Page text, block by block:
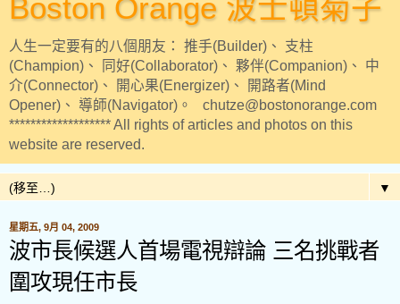
Boston Orange 波士頓菊子
人生一定要有的八個朋友： 推手(Builder)、 支柱
(Champion)、 同好(Collaborator)、 夥伴(Companion)、 中
介(Connector)、 開心果(Energizer)、 開路者(Mind
Opener)、 導師(Navigator)。 chutze@bostonorange.com
******************* All rights of articles and photos on this
website are reserved.
▼
星期五, 9月 04, 2009
波市長候選人首場電視辯論 三名挑戰者
圍攻現任市長